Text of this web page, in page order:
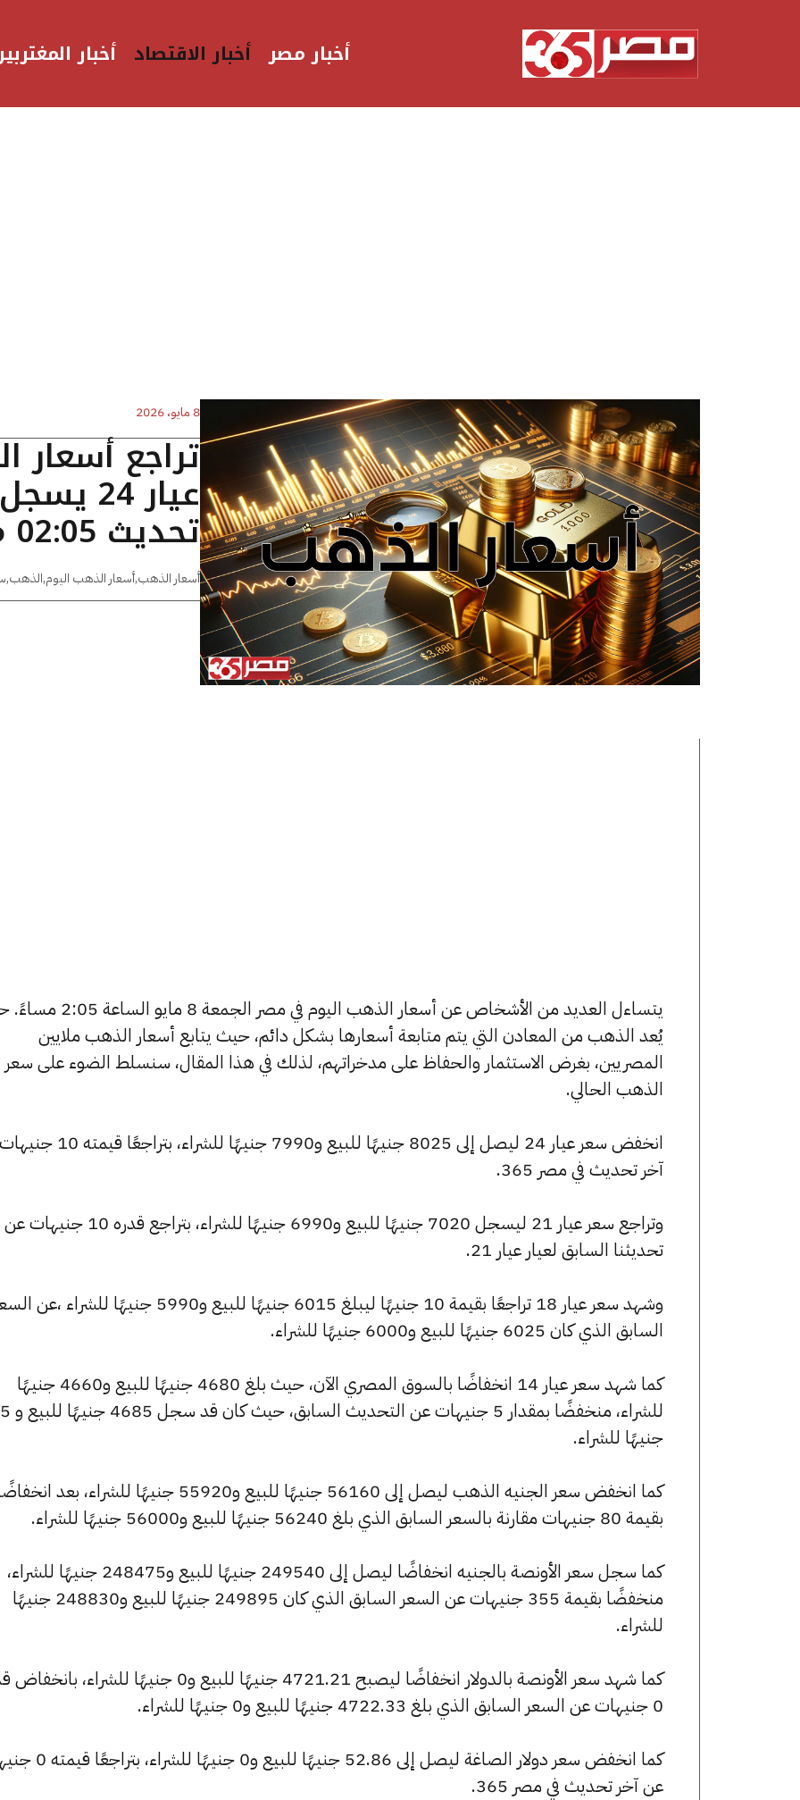
أخبار مصر أخبار الاقتصاد أخبار
8 مايو، 2026
تراجع
تحديث 02:05 مساءًا
أسعار الذهب,أسعار الذهب اليوم,الذهب,
يتساءل العديد من الأشخاص عن أسعار الذهب اليوم في مصر
يُعد الذهب من المعادن التي يتم متابعة أسعارها بشكل دائم، حيث يتابع أسعار الذهب ملايين
المصريين، بغرض الاستثمار والحفاظ على مدخراتهم، لذلك في هذا المقال، سنسلط الضوء على سعر
الذهب الحالي.
انخفض سعر عيار 24 ليصل إلى 8025 جنيهًا للبيع و7990
آخر تحديث في مصر 365.
وتراجع سعر عيار 21 ليسجل 7020 جنيهًا للبيع و6990 جنيهًا للشراء، بتراجع قدره 10 جنيهات عن
تحديثنا السابق لعيار عيار 21.
وشهد سعر عيار 18 تراجعًا بقيمة 10 جنيهًا ليبلغ 6015 جنيهًا للبيع و5990 جنيهًا للشراء ،عن
السابق الذي كان 6025 جنيهًا للبيع و6000 جنيهًا للشراء.
كما شهد سعر عيار 14 انخفاضًا بالسوق المصري الآن، حيث بلغ 4680 جنيهًا للبيع و4660 جنيهًا
للشراء،
جنيهًا للشراء.
كما انخفض سعر الجنيه الذهب ليصل إلى 56160 جنيهًا للبيع و55920 جنيهًا للشراء، بعد
بقيمة 80 جنيهات مقارنة بالسعر السابق الذي بلغ 56240 جنيهًا للبيع و56000 جنيهًا للشراء.
كما سجل سعر الأونصة بالجنيه انخفاضًا ليصل إلى 249540 جنيهًا للبيع و248475 جنيهًا للشراء،
منخفضًا بقيمة 355 جنيهات عن السعر السابق الذي كان 249895 جنيهًا للبيع و248830 جنيهًا
للشراء.
كما شهد سعر الأونصة بالدولار انخفاضًا ليصبح 4721.21 جنيهًا للبيع و0 جنيهًا للشراء،
0 جنيهات عن السعر السابق الذي بلغ 4722.33 جنيهًا للبيع و0 جنيهًا للشراء.
كما انخفض سعر دولار الصاغة ليصل إلى 52.86
عن آخر تحديث في مصر 365.